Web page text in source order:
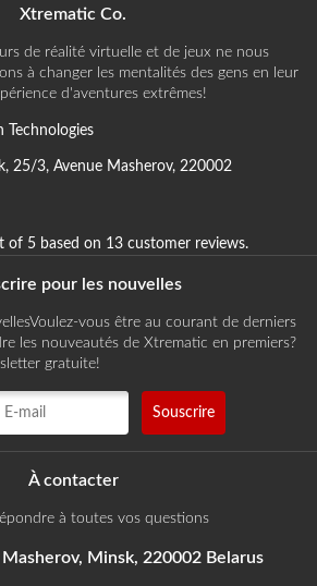
Xtrematic Co.
de réalité virtuelle et de jeux ne nous
à changer les mentalités des gens en leur
d'aventures extrêmes!
Technologies
, 25/3, Avenue Masherov, 220002
of 5 based on 13 customer reviews.
pour les nouvelles
vous être au courant de derniers
les nouveautés de Xtrematic en premiers?
gratuite!
À contacter
à toutes vos questions
Minsk, 220002 Belarus